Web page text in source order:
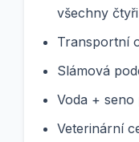
všechny
Transportní
Slámová
Voda +
Veterinární